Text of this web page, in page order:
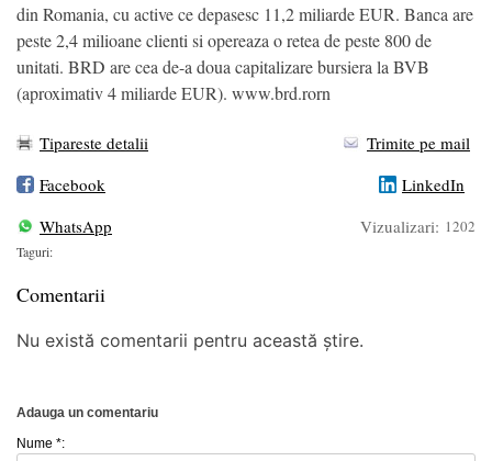
din Romania, cu active ce depasesc 11,2 miliarde EUR. Banca are
peste 2,4 milioane clienti si opereaza o retea de peste 800 de
unitati. BRD are cea de-a doua capitalizare bursiera la BVB
(aproximativ 4 miliarde EUR). www.brd.rorn
Tipareste detalii
Trimite pe mail
Facebook
LinkedIn
WhatsApp
Vizualizari: 1202
Taguri:
Comentarii
Nu există comentarii pentru această știre.
Adauga un comentariu
Nume *: